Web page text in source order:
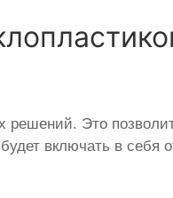
решений. Это
включать в себя